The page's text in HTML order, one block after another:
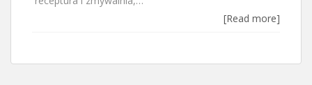
[Read more]